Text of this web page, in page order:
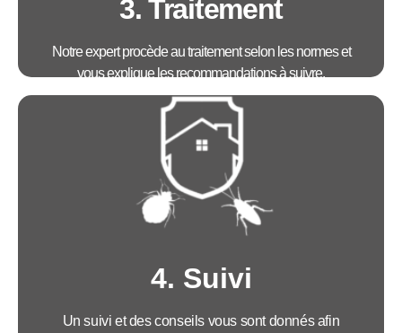
3. Traitement
Notre expert procède au traitement selon les normes et
vous explique les recommandations à suivre.
Avantages :
• Intervention dans les 4h
• Technicien agréé certibiocide
• Un traitement efficace et sur mesure
4. Suivi
Un suivi et des conseils vous sont donnés afin